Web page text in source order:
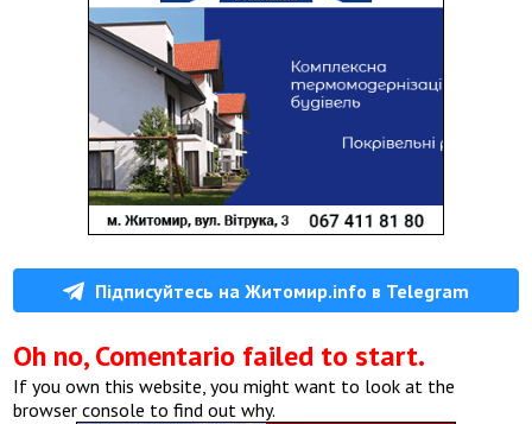
Підписуйтесь на Житомир.info в Telegram
Oh no, Comentario failed to start.
If you own this website, you might want to look at the
browser console to find out why.